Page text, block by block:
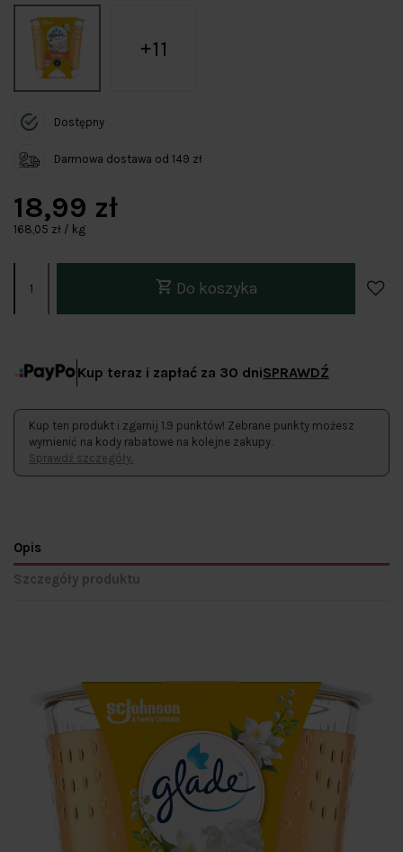
11
Dostępny
Darmowa dostawa od 149 zł
18,99 zł
168,05 zł / kg
Do koszyka
Kup teraz i zapłać za 30 dniSPRAWDŹ
Kup ten produkt i zgarnij 1.9 punktów! Zebrane punkty możesz
wymienić na kody rabatowe na kolejne zakupy.
Sprawdź szczegóły.
Opis
Szczegóły produktu